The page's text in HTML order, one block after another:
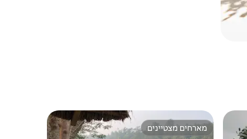
מארחים מצטיינים
מארחים מצטיינים